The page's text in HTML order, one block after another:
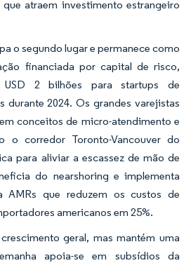
atraem investimento estrangeiro
o segundo lugar e permanece como
financiada por capital de risco,
USD 2 bilhões para startups de
durante 2024. Os grandes varejistas
conceitos de micro-atendimento e
o corredor Toronto-Vancouver do
para aliviar a escassez de mão de
do nearshoring e implementa
AMRs que reduzem os custos de
americanos em 25%.
geral, mas mantém uma
apoia-se em subsídios da